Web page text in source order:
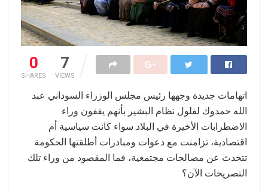
0
SHARES
7
VIEWS
اتهامات جديدة وجهها رئيس مجلس الوزراء السوداني عبد
الله حمدوك لفلول نظام البشير بأنهم يقفون وراء
الاضطرابات الأخيرة في البلاد سواء كانت سياسية أم
اقتصادية، تزامنت مع دعوات ومبادرات أطلقتها الحكومة
تتحدث عن مصالحات مجتمعية، فما المقصود من وراء تلك
التصريحات الآن؟